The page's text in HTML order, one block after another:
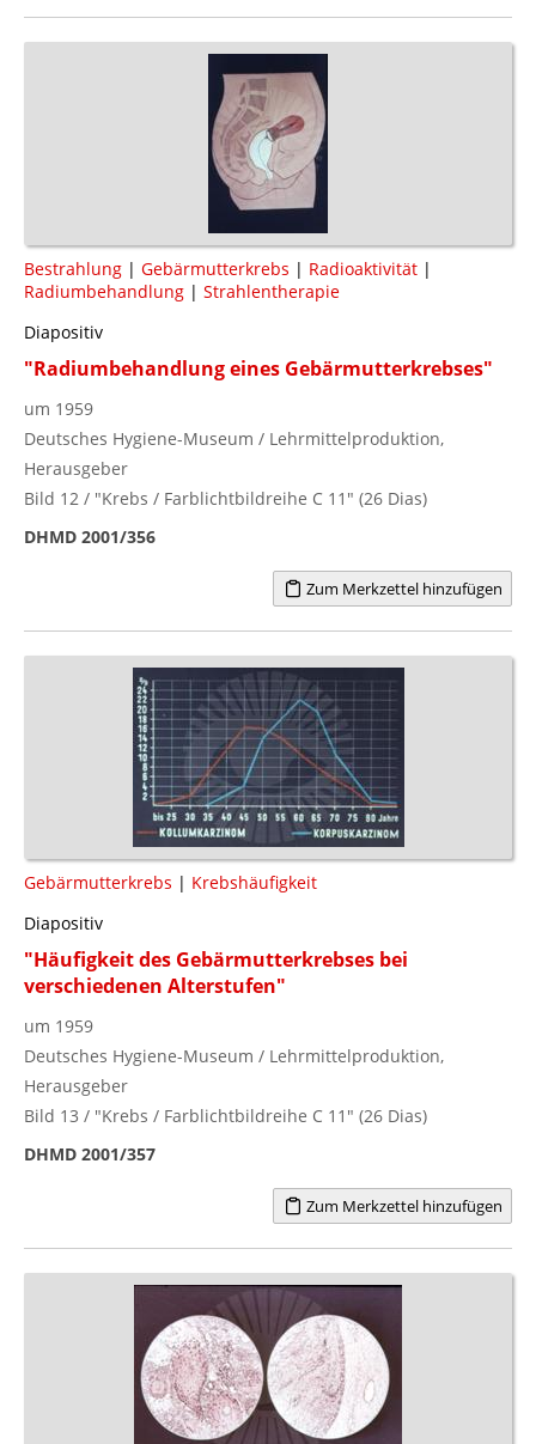
Bestrahlung | Gebärmutterkrebs | Radioaktivität |
Radiumbehandlung | Strahlentherapie
Diapositiv
"Radiumbehandlung eines Gebärmutterkrebses"
um 1959
Deutsches Hygiene-Museum / Lehrmittelproduktion,
Herausgeber
Bild 12 / "Krebs / Farblichtbildreihe C 11" (26 Dias)
DHMD 2001/356
Zum Merkzettel hinzufügen
Gebärmutterkrebs | Krebshäufigkeit
Diapositiv
"Häufigkeit des Gebärmutterkrebses bei
verschiedenen Alterstufen"
um 1959
Deutsches Hygiene-Museum / Lehrmittelproduktion,
Herausgeber
Bild 13 / "Krebs / Farblichtbildreihe C 11" (26 Dias)
DHMD 2001/357
Zum Merkzettel hinzufügen